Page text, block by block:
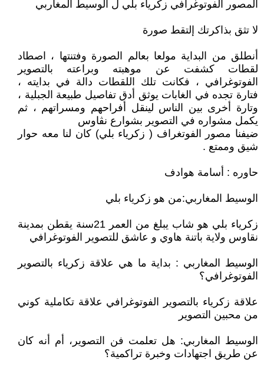
المصور الفوتوغرافي زكرياء بلي ل الوسيط المغاربي
لا تثق بذاكرتك إلتقط صورة
أنطلق من البداية مولعا بعالم الصورة وفتنتها ، اصطاد
لقطات كشفت عن موهبته وبراعته بالتصوير
الفوتوغرافي ، فكانت تلك اللقطات دالة في بدايته ،
فتارة تجده في الغابات يوثق أدق تفاصيل طبيعة الجبلية ،
وتارة أخرى بين الناس لينقل أفراحهم ومسراتهم ، ثم
يكمل مشواره في التصوير بشوارع نڨاوس
ضيفنا مصور الفوتغراف ( زكرياء بلي) كان لنا معه حوار
شيق وممتع .
حاوره : أسامة هوادف
الوسيط المغاربي:من هو زكرياء بلي
زكرياء بلي هو شاب يبلغ من العمر 21سنة يقطن بمدينة
نقاوس ولاية باتنة هاوي و عاشق للتصوير الفوتوغرافي
الوسيط المغاربي : بداية ما هي علاقة زكرياء بالتصوير
الفوتوغرافي؟
علاقة زكرياء بالتصوير الفوتوغرافي علاقة تكاملية كوني
من محبين التصوير
الوسيط المغاربي: هل تعلمت فن التصوير، أم أنه كان
عن طريق اجتهادات وخبرة تراكمية؟